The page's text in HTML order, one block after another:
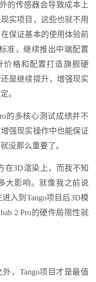
的传感器会导致成本上
实项目，这些也就不用
保证基本的使用体验前
准，继续推出中端配置
价格和配置打造旗舰硬
是继续提升，增强现实
。
的多核心测试成绩并不
强现实操作中也能保证
没那么重要了。
在3D渲染上，而我不知
大影响。就像我之前说
入到Tango项目后3D模
2 Pro的硬件局限性就
，Tango项目才是最值